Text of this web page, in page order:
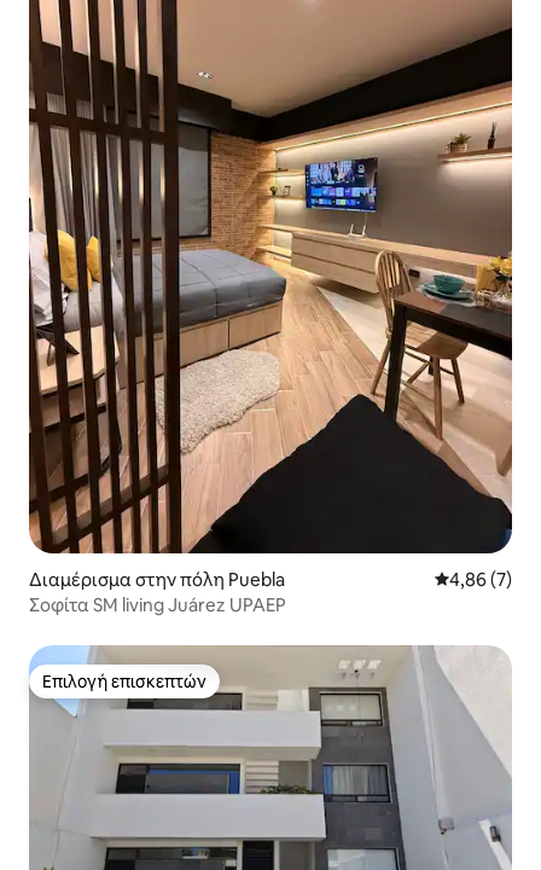
Διαμέρισμα στην πόλη Puebla Μέση
4,86 (7)
Σοφίτα SM living Juárez UPAEP
Επιλογή επισκεπτών
Επιλογή επισκεπτών